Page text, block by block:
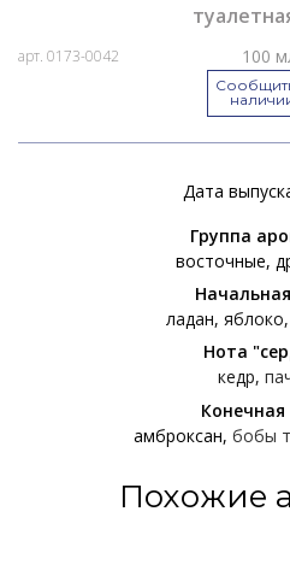
арт. 0173-0042 100
Дата
Группа
восточные
ладан яблоко
Нота
кедр
Конечная
амброксан бобы
Похожие